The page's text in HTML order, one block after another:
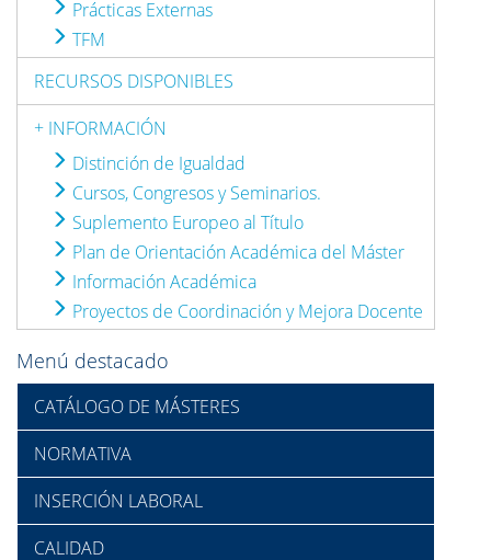
Prácticas Externas
TFM
RECURSOS DISPONIBLES
+ INFORMACIÓN
Distinción de Igualdad
Cursos, Congresos y Seminarios.
Suplemento Europeo al Título
Plan de Orientación Académica del Máster
Información Académica
Proyectos de Coordinación y Mejora Docente
Menú destacado
CATÁLOGO DE MÁSTERES
NORMATIVA
INSERCIÓN LABORAL
CALIDAD